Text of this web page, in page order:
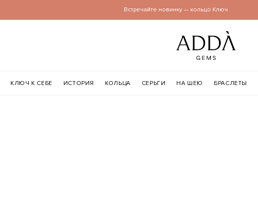
Встречайте новинку — кольцо Ключ
КЛЮЧ К СЕБЕ ИСТОРИЯ КОЛЬЦА СЕРЬГИ НА ШЕЮ БРАСЛЕТЫ